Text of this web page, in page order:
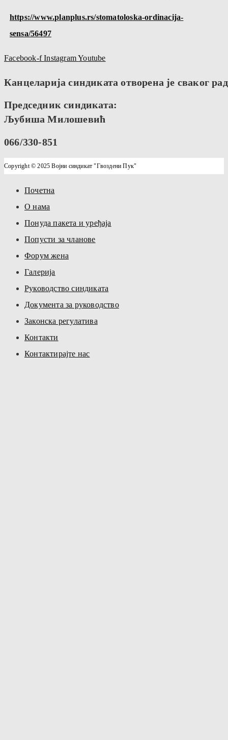
https://www.planplus.rs/stomatoloska-ordinacija-
sensa/56497
Facebook-f InstagramYoutube
Канцеларија синдиката отворена је сваког
Председник синдиката:
Љубиша Милошевић
066/330-851
Copyright © 2025 Војни синдикат "Гвоздени Пук"
Почетна
О нама
Понуда пакета и уређаја
Попусти за чланове
Форум жена
Галерија
Руководство синдиката
Документа за руководство
Законска регулатива
Контакти
Контактирајте нас